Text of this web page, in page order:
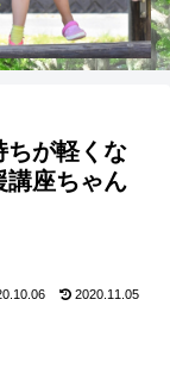
ちが軽くな
講座ちゃん
2020.11.05